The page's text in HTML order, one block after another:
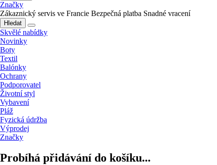
Značky
Zákaznický servis ve Francie Bezpečná platba Snadné vracení
Hledat
Skvělé nabídky
Novinky
Boty
Textil
Balónky
Ochrany
Podporovatel
Životní styl
Vybavení
Pláž
Fyzická údržba
Výprodej
Značky
Probíhá přidávání do košíku...